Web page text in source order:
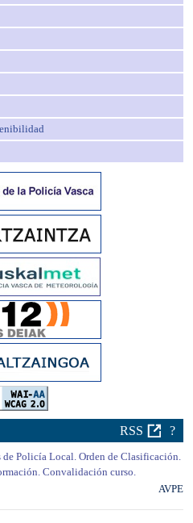
RSS ?
Policía Local. Orden de Clasificación.
Convalidación curso.
AVPE